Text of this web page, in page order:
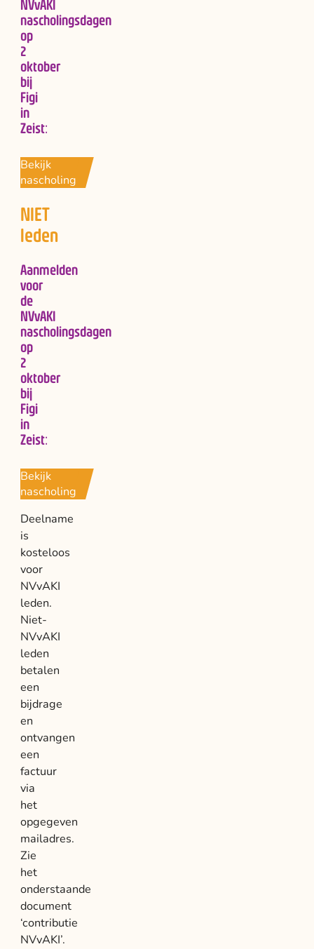
NVvAKI
nascholingsdagen
op
2
oktober
bij
Figi
in
Zeist:
Bekijk
nascholing
NIET
leden
Aanmelden
voor
de
NVvAKI
nascholingsdagen
op
2
oktober
bij
Figi
in
Zeist:
Bekijk
nascholing
Deelname
is
kosteloos
voor
NVvAKI
leden.
Niet-
NVvAKI
leden
betalen
een
bijdrage
en
ontvangen
een
factuur
via
het
opgegeven
mailadres.
Zie
het
onderstaande
document
‘contributie
NVvAKI’.